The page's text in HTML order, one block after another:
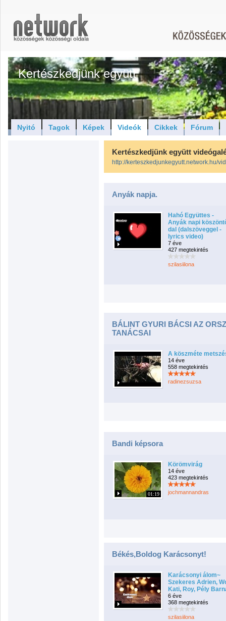
Kertészkedjünk együtt
Nyitó Tagok Képek Videók Cikkek Fórum
Kertészkedjünk együtt
http://kerteszkedjunkegyutt.network.hu/
Anyák napja.
Hahó Együttes -
Anyák napi
dal (dalszöveggel -
lyrics video)
7 éve
427 megtekintés
szilasiilona
BÁLINT GYURI BÁCSI AZ
TANÁCSAI
A köszméte
14 éve
558 megtekintés
radinezsuzsa
Bandi képsora
01:19
Körömvirág
14 éve
423 megtekintés
jochmannandras
Békés,Boldog Karácsonyt!
Karácsonyi álom~
Szekeres Adrien,
Kati, Roy, Pély
6 éve
368 megtekintés
szilasiilona